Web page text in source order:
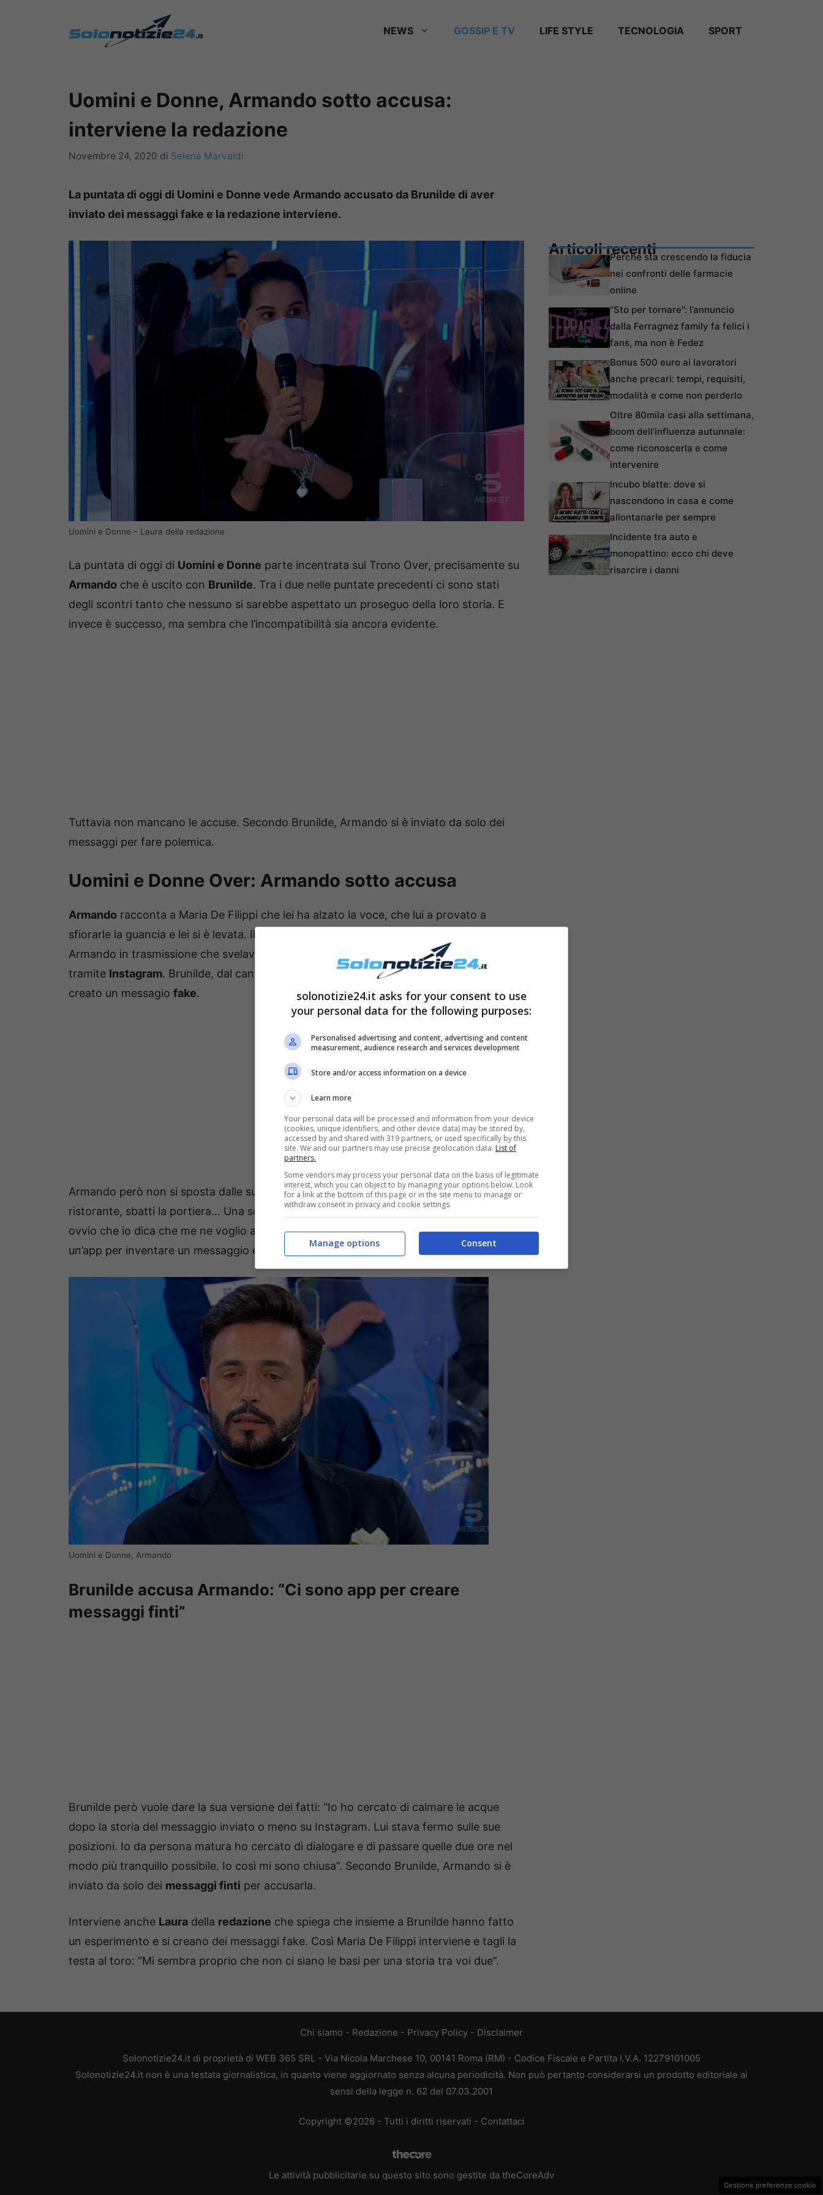
NEWS GOSSIP E TV LIFE STYLE TECNOLOGIA SPORT
Uomini e Donne, Armando sotto accusa:
interviene la redazione
Novembre 24, 2020 di Selena Marvaldi
La puntata di oggi di Uomini e Donne vede Armando accusato da Brunilde di aver
inviato dei messaggi fake e la redazione interviene.
Uomini e Donne – Laura della redazione
La puntata di oggi di Uomini e Donne parte incentrata sul Trono Over, precisamente su
Armando che è uscito con Brunilde. Tra i due nelle puntate precedenti ci sono stati
degli scontri tanto che nessuno si sarebbe aspettato un proseguo della loro storia. E
invece è successo, ma sembra che l’incompatibilità sia ancora evidente.
Tuttavia non mancano le accuse. Secondo Brunilde, Armando si è inviato da solo dei
messaggi per fare polemica.
Uomini e Donne Over: Armando sotto accusa
Armando racconta a Maria De Filippi che lei ha alzato la voce, che lui a provato a
sfiorarle la guancia e lei si è levata. Il tutto si ricollega ad uno screen portato da
Armando in trasmissione che svelava come Brunilde avesse già provato a contattarlo
tramite Instagram. Brunilde, dal canto suo, sostiene che non sia vero e che lui abbia
creato un messagio fake.
Armando però non si sposta dalle sue convinzioni: “Hai reazioni forti. Ti alzi dal
ristorante, sbatti la portiera… Una scenata del genere davanti a tutti è smisurata. È
ovvio che io dica che me ne voglio andare. Una persona che pensa che io abbia usato
un’app per inventare un messaggio e mandare un contatto fake è fantascienza”.
Uomini e Donne, Armando
Brunilde accusa Armando: “Ci sono app per creare
messaggi finti”
Brunilde però vuole dare la sua versione dei fatti: “Io ho cercato di calmare le acque
dopo la storia del messaggio inviato o meno su Instagram. Lui stava fermo sulle sue
posizioni. Io da persona matura ho cercato di dialogare e di passare quelle due ore nel
modo più tranquillo possibile. Io così mi sono chiusa”. Secondo Brunilde, Armando si è
inviato da solo dei messaggi finti per accusarla.
Interviene anche Laura della redazione che spiega che insieme a Brunilde hanno fatto
un esperimento e si creano dei messaggi fake. Così Maria De Filippi interviene e tagli la
testa al toro: “Mi sembra proprio che non ci siano le basi per una storia tra voi due”.
Articoli recentiPerché sta crescendo la fiducia
nei confronti delle farmacie
online
“Sto per tornare”: l’annuncio
dalla Ferragnez family fa felici i
fans, ma non è Fedez
Bonus 500 euro ai lavoratori
anche precari: tempi, requisiti,
modalità e come non perderlo
Oltre 80mila casi alla settimana,
boom dell’influenza autunnale:
come riconoscerla e come
intervenire
Incubo blatte: dove si
nascondono in casa e come
allontanarle per sempre
Incidente tra auto e
monopattino: ecco chi deve
risarcire i danni
Chi siamo - Redazione - Privacy Policy - Disclaimer
Solonotizie24.it di proprietà di WEB 365 SRL - Via Nicola Marchese 10, 00141 Roma (RM) - Codice Fiscale e Partita I.V.A. 12279101005
Solonotizie24.it non è una testata giornalistica, in quanto viene aggiornato senza alcuna periodicità. Non può pertanto considerarsi un prodotto editoriale ai
sensi della legge n. 62 del 07.03.2001
Copyright ©2026 - Tutti i diritti riservati - Contattaci
Le attività pubblicitarie su questo sito sono gestite da theCoreAdv
Gestione preferenze cookie
solonotizie24.it asks for your consent to use
your personal data for the following purposes:
Personalised advertising and content, advertising and content
measurement, audience research and services development
Store and/or access information on a device
Learn more
Your personal data will be processed and information from your device
(cookies, unique identifiers, and other device data) may be stored by,
accessed by and shared with 319 partners, or used specifically by this
site. We and our partners may use precise geolocation data. List of
partners.
Some vendors may process your personal data on the basis of legitimate
interest, which you can object to by managing your options below. Look
for a link at the bottom of this page or in the site menu to manage or
withdraw consent in privacy and cookie settings.
Consent
Manage options